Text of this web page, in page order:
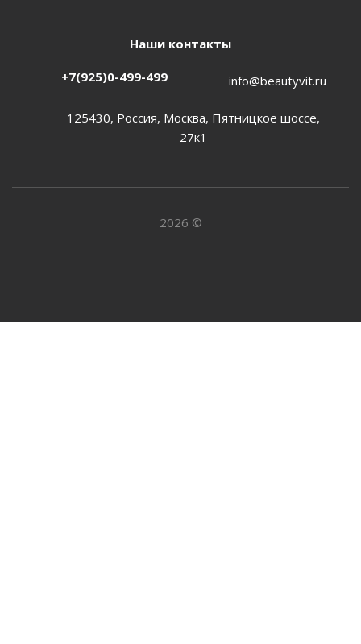
Наши контакты
+7(925)0-499-499 info@beautyvit.ru
125430, Россия, Москва, Пятницкое шоссе,
27к1
2026 ©